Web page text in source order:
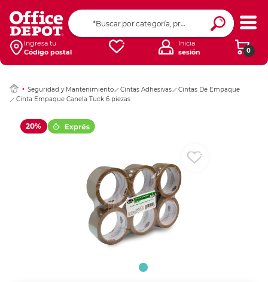
Ingresa tu
Código postal
0
Inicia
sesión
Seguridad y Mantenimiento Cintas Adhesivas
Cintas De Empaque
Cinta Empaque Canela Tuck 6 piezas
20%
Ingresar Codigo